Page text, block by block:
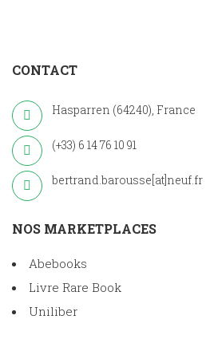
CONTACT
Hasparren (64240), France
(+33) 6 14 76 10 91
bertrand.barousse[at]neuf.fr
NOS MARKETPLACES
Abebooks
Livre Rare Book
Uniliber